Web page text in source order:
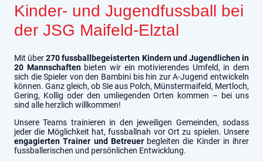
Kinder- und Jugendfussball bei
der JSG Maifeld-Elztal
Mit über270 fussballbegeisterten Kindern und Jugendlichen in
20 Mannschaftenbieten wir ein motivierendes Umfeld, in dem
sich die Spieler von den Bambini bis hin zur A-Jugend entwickeln
können. Ganz gleich, ob Sie aus Polch, Münstermaifeld, Mertloch,
Gering, Kollig oder den umliegenden Orten kommen – bei uns
sind alle herzlich willkommen!
Unsere Teams trainieren in den jeweiligen Gemeinden, sodass
jeder die Möglichkeit hat, fussballnah vor Ort zu spielen. Unsere
engagierten Trainer und Betreuerbegleiten die Kinder in ihrer
fussballerischen und persönlichen Entwicklung.